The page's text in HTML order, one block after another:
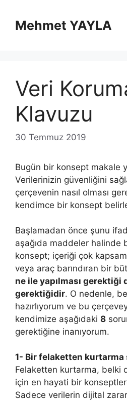
Mehmet YAYLA
Veri
Klavuzu
30 Temmuz 2019
Bugün bir konsept makale
Verilerinizin güvenliğini
çerçevenin nasıl olması
kendimce bir konsept
Başlamadan önce şunu
aşağıda maddeler halinde
konsept; içeriği çok
veya araç barındıran bir
ne ile yapılması gerektiği
gerektiğidir. O nedenle,
hazırlıyorum ve bu
kendimize aşağıdaki 8
gerektiğine inanıyorum.
1- Bir felaketten kurtarma
Felaketten kurtarma, belki
için en hayati bir
Sadece verilerin dijital zarar